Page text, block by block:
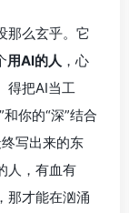
那么玄乎。它
用AI的人 ，心
得把AI当工
你的“深”结合
写出来的东
人，有血有
，那才能在汹涌